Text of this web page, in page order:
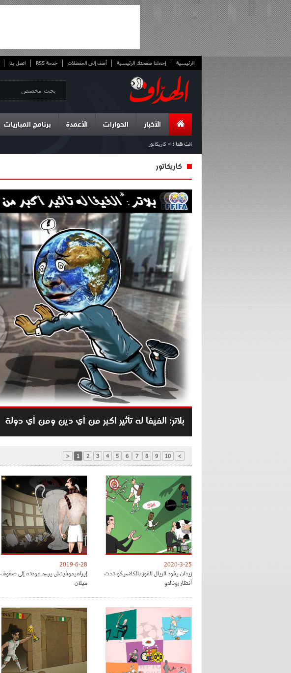
الرئيسية إجعلنا صفحتك الرئيسية أضف إلى المفضلات خدمة RSS اتصل بنا
الأخبار الحوارات الأعمدة برنامج المباريات
انت هنا : » كاريكاتور
كاريكاتور
بلاتر: الفيفا له تأثير اكبر من أي دين ومن أي دولة
< 1 2 3 4 5 6 7 8 9 10 >
2020-3-25
زيدان يقود الريال للفوز بالكلاسيكو تحت
أنظار رونالدو
2019-6-28
إيراهيموفيتش يرسم عودته إلى صفوف
ميلان